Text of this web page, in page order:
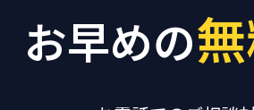
お早めの